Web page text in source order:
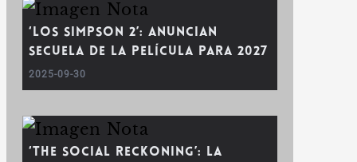
‘Los Simpson 2’: Anuncian
secuela de la película para 2027
2025-09-30
‘The Social Reckoning’: La